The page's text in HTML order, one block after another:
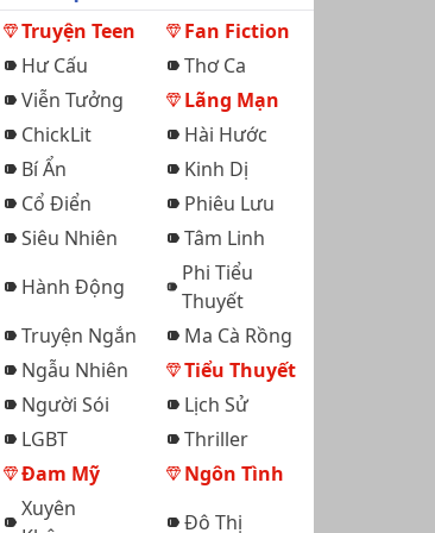
Truyện Teen
Fan Fiction
Hư Cấu
Thơ Ca
Viễn Tưởng
Lãng Mạn
ChickLit
Hài Hước
Bí Ẩn
Kinh Dị
Cổ Điển
Phiêu Lưu
Siêu Nhiên
Tâm Linh
Hành Động
Phi Tiểu
Thuyết
Truyện Ngắn
Ma Cà Rồng
Ngẫu Nhiên
Tiểu Thuyết
Người Sói
Lịch Sử
LGBT
Thriller
Đam Mỹ
Ngôn Tình
Xuyên
Đô Thị